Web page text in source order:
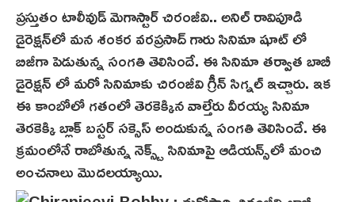
ప్రస్తుతం టాలీవుడ్ మెగాస్టార్ చిరంజీవి.. అనిల్ రావిపూడి
డైరెక్షన్‌లో మన శంకర వరప్రసాద్ గారు సినిమా షూట్ లో
బిజీగా పెడుతున్న సంగతి తెలిసిందే. ఈ సినిమా తర్వాత బాబీ
డైరెక్షన్ లో మరో సినిమాకు చిరంజీవి గ్రీన్ సిగ్నల్ ఇచ్చారు. ఇక
ఈ కాంబోలో గ‌తంలో తెర‌కెక్కిన వాల్తేరు వీర‌య్య సినిమా
తెర‌కెక్కి బ్లాక్ బస్టర్ సక్సెస్ అందుకున్న సంగతి తెలిసిందే. ఈ
క్రమంలోనే రాబోతున్న నెక్స్ట్ సినిమాపై ఆడియన్స్‌లో మంచి
అంచనాలు మొదలయ్యాయి.